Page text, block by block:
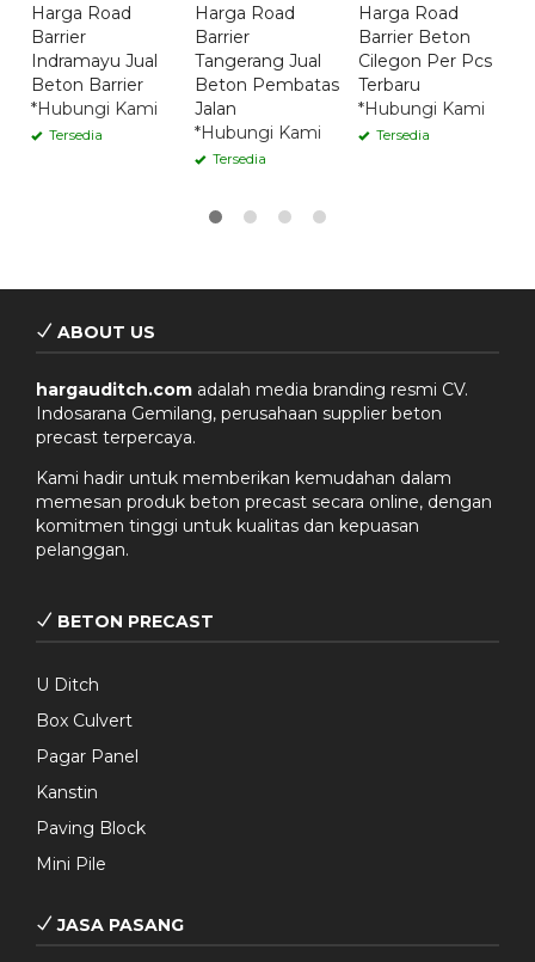
Harga Road
Barrier
Indramayu Jual
Beton Barrier
*Hubungi Kami
Tersedia
Harga Road
Barrier
Tangerang Jual
Beton Pembatas
Jalan
*Hubungi Kami
Tersedia
Harga Road
Barrier Beton
Cilegon Per Pcs
Terbaru
*Hubungi Kami
Tersedia
ABOUT US
hargauditch.com adalah media branding resmi CV.
Indosarana Gemilang, perusahaan supplier beton
precast terpercaya.
Kami hadir untuk memberikan kemudahan dalam
memesan produk beton precast secara online, dengan
komitmen tinggi untuk kualitas dan kepuasan
pelanggan.
BETON PRECAST
U Ditch
Box Culvert
Pagar Panel
Kanstin
Paving Block
Mini Pile
JASA PASANG